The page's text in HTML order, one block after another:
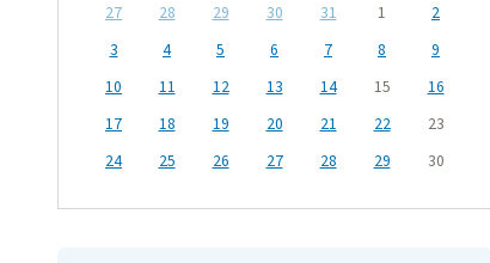
27
28 29 30 31 1
2
3
4 5 6 7 8
9
10
11 12 13 14 15
16
17
18 19 20 21 22
23
24
25 26 27 28 29 30